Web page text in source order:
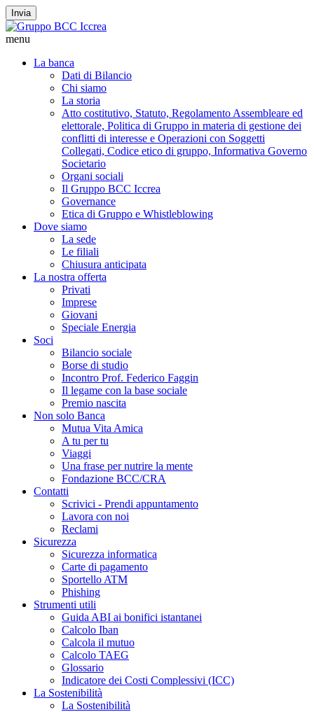
Invia
menu
La banca
Dati di Bilancio
Chi siamo
La storia
Atto costitutivo, Statuto, Regolamento Assembleare ed
elettorale, Politica di Gruppo in materia di gestione dei
conflitti di interesse e Operazioni con Soggetti
Collegati, Codice etico di gruppo, Informativa Governo
Societario
Organi sociali
Il Gruppo BCC Iccrea
Governance
Etica di Gruppo e Whistleblowing
Dove siamo
La sede
Le filiali
Chiusura anticipata
La nostra offerta
Privati
Imprese
Giovani
Speciale Energia
Soci
Bilancio sociale
Borse di studio
Incontro Prof. Federico Faggin
Il legame con la base sociale
Premio nascita
Non solo Banca
Mutua Vita Amica
A tu per tu
Viaggi
Una frase per nutrire la mente
Fondazione BCC/CRA
Contatti
Scrivici - Prendi appuntamento
Lavora con noi
Reclami
Sicurezza
Sicurezza informatica
Carte di pagamento
Sportello ATM
Phishing
Strumenti utili
Guida ABI ai bonifici istantanei
Calcolo Iban
Calcola il mutuo
Calcolo TAEG
Glossario
Indicatore dei Costi Complessivi (ICC)
La Sostenibilità
La Sostenibilità